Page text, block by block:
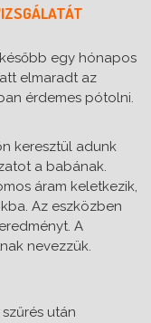
egy hónapos
elmaradt az
érdemes pótolni.
keresztül adunk
a babának.
áram keletkezik,
Az eszközben
A
nevezzük.
után